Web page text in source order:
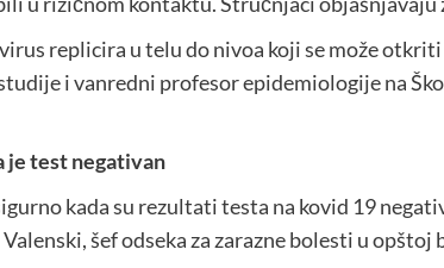
replicira u telu do nivoa koji se može
i vanredni profesor epidemiologije na
je test negativan
kada su rezultati testa na kovid 19
Valenski, šef odseka za zarazne bolesti u